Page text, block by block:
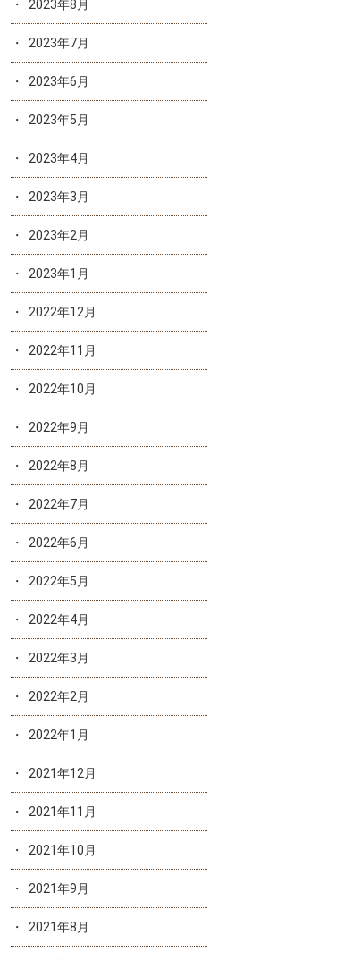
2023年8月
2023年7月
2023年6月
2023年5月
2023年4月
2023年3月
2023年2月
2023年1月
2022年12月
2022年11月
2022年10月
2022年9月
2022年8月
2022年7月
2022年6月
2022年5月
2022年4月
2022年3月
2022年2月
2022年1月
2021年12月
2021年11月
2021年10月
2021年9月
2021年8月